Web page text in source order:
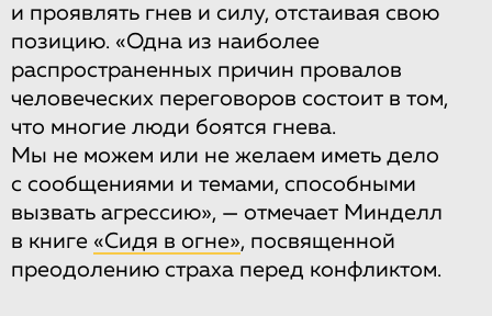
и проявлять гнев и силу, отстаивая свою
позицию. «Одна из наиболее
распространенных причин провалов
человеческих переговоров состоит в том,
что многие люди боятся гнева.
Мы не можем или не желаем иметь дело
с сообщениями и темами, способными
вызвать агрессию», — отмечает Минделл
в книге «Сидя в огне», посвященной
преодолению страха перед конфликтом.